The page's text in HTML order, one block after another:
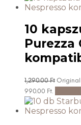
10
Purezza
1,290.00Ft Original
990.00 Ft.